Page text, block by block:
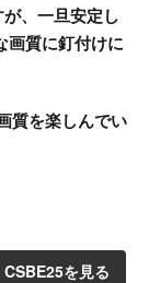
、一旦安定し
画質に釘付けに
質を楽しんでい
を見る